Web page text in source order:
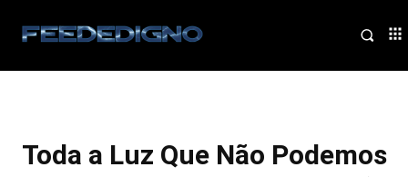
Toda a Luz Que Não Podemos